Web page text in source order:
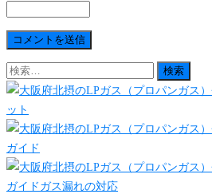
検
索: